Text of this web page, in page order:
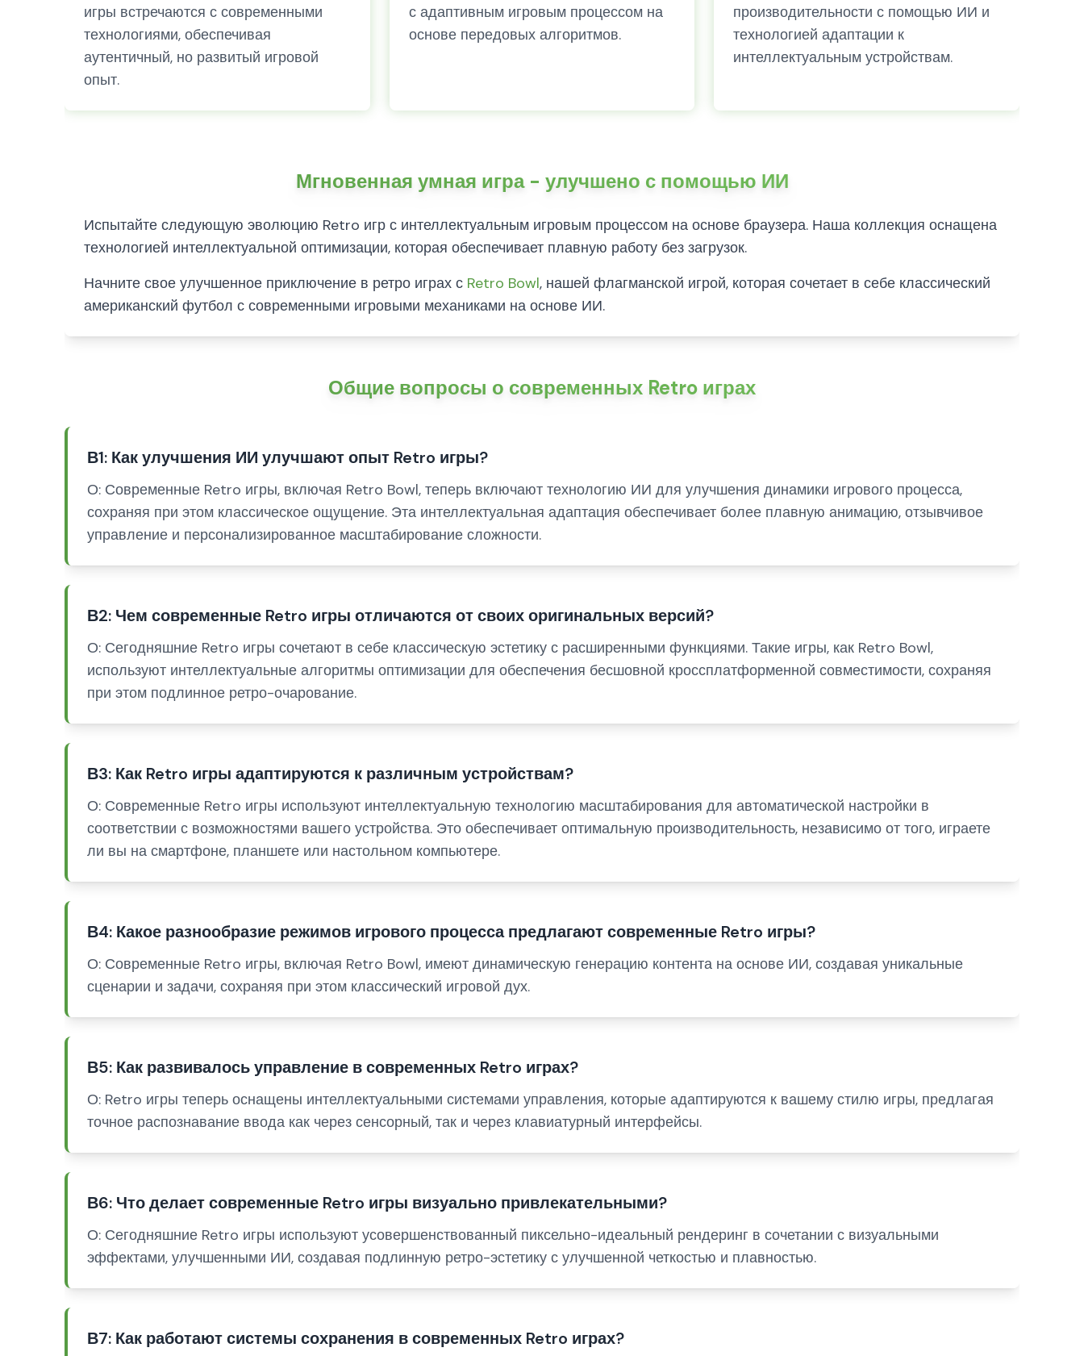
игры встречаются с современными
технологиями, обеспечивая
аутентичный, но развитый игровой
опыт.
с адаптивным игровым процессом на
основе передовых алгоритмов.
производительности с помощью ИИ и
технологией адаптации к
интеллектуальным устройствам.
Мгновенная умная игра - улучшено с помощью ИИ
Испытайте следующую эволюцию Retro игр с интеллектуальным игровым процессом на основе браузера. Наша коллекция оснащена
технологией интеллектуальной оптимизации, которая обеспечивает плавную работу без загрузок.
Начните свое улучшенное приключение в ретро играх с Retro Bowl, нашей флагманской игрой, которая сочетает в себе классический
американский футбол с современными игровыми механиками на основе ИИ.
Общие вопросы о современных Retro играх
В1: Как улучшения ИИ улучшают опыт Retro игры?
О: Современные Retro игры, включая Retro Bowl, теперь включают технологию ИИ для улучшения динамики игрового процесса,
сохраняя при этом классическое ощущение. Эта интеллектуальная адаптация обеспечивает более плавную анимацию, отзывчивое
управление и персонализированное масштабирование сложности.
В2: Чем современные Retro игры отличаются от своих оригинальных версий?
О: Сегодняшние Retro игры сочетают в себе классическую эстетику с расширенными функциями. Такие игры, как Retro Bowl,
используют интеллектуальные алгоритмы оптимизации для обеспечения бесшовной кроссплатформенной совместимости, сохраняя
при этом подлинное ретро-очарование.
В3: Как Retro игры адаптируются к различным устройствам?
О: Современные Retro игры используют интеллектуальную технологию масштабирования для автоматической настройки в
соответствии с возможностями вашего устройства. Это обеспечивает оптимальную производительность, независимо от того, играете
ли вы на смартфоне, планшете или настольном компьютере.
В4: Какое разнообразие режимов игрового процесса предлагают современные Retro игры?
О: Современные Retro игры, включая Retro Bowl, имеют динамическую генерацию контента на основе ИИ, создавая уникальные
сценарии и задачи, сохраняя при этом классический игровой дух.
В5: Как развивалось управление в современных Retro играх?
О: Retro игры теперь оснащены интеллектуальными системами управления, которые адаптируются к вашему стилю игры, предлагая
точное распознавание ввода как через сенсорный, так и через клавиатурный интерфейсы.
В6: Что делает современные Retro игры визуально привлекательными?
О: Сегодняшние Retro игры используют усовершенствованный пиксельно-идеальный рендеринг в сочетании с визуальными
эффектами, улучшенными ИИ, создавая подлинную ретро-эстетику с улучшенной четкостью и плавностью.
В7: Как работают системы сохранения в современных Retro играх?